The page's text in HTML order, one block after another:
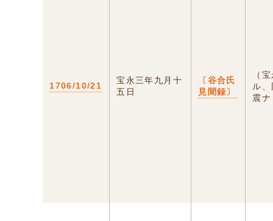
1706/10/21
宝永三年九月十
五日
〔谷合氏
見聞録〕
（
ル
震